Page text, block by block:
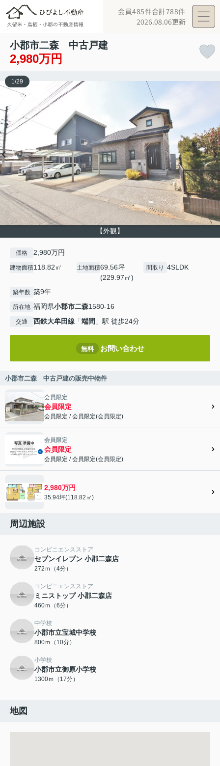
会員485件合計788件
2026.08.06更新
小郡市二森 中古戸建
2,980万円
【外観】
1/29
価格 2,980万円
建物面積118.82㎡ 土地面積69.56坪
(229.97㎡)
間取り 4SLDK
築年数 築9年
所在地 福岡県小郡市二森1580-16
交通 西鉄大牟田線 「端間 」駅 徒歩24分
無料 お問い合わせ
小郡市二森 中古戸建の販売中物件
会員限定">
会員限定
会員限定
会員限定 /会員限定(会員限定)
会員限定">
会員限定
会員限定
会員限定 /会員限定(会員限定)
2,980万円
35.94坪(118.82㎡)
周辺施設
コンビニエンスストア
セブンイレブン 小郡二森店
272ｍ（4分）
コンビニエンスストア
ミニストップ 小郡二森店
460ｍ（6分）
中学校
小郡市立宝城中学校
800ｍ（10分）
小学校
小郡市立御原小学校
1300ｍ（17分）
地図